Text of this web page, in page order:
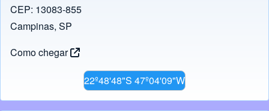
CEP: 13083-855
Campinas, SP
Como chegar
22º48'48"S 47º04'09"W